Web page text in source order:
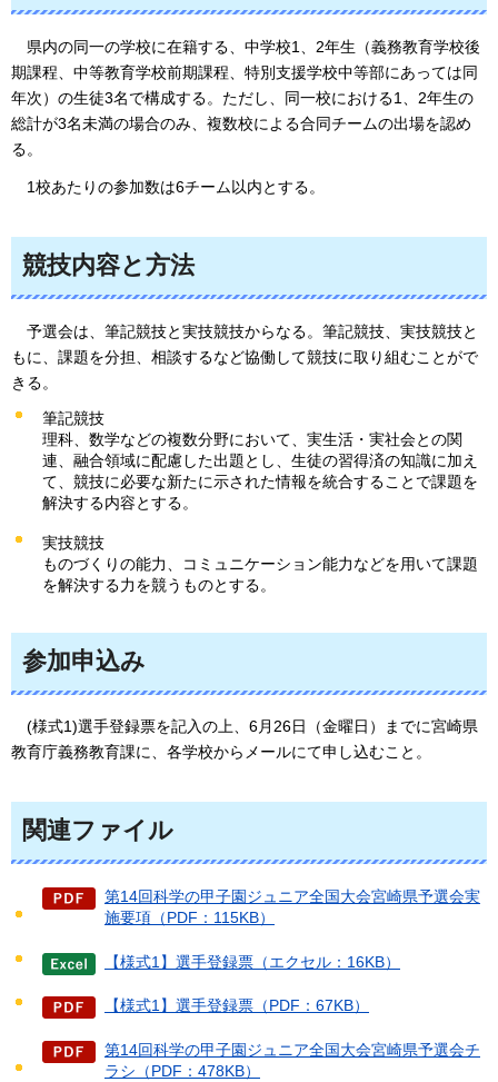
県内の同一の学校に在籍する、中学校1、2年生（義務教育学校後
期課程、中等教育学校前期課程、特別支援学校中等部にあっては同
年次）の生徒3名で構成する。ただし、同一校における1、2年生の
総計が3名未満の場合のみ、複数校による合同チームの出場を認め
る。
1校あたりの参加数は6チーム以内とする。
競技内容と方法
予選会は 、筆記競技と実技競技からなる。筆記競技、実技競技と
もに、課題を分担、相談するなど協働して競技に取り組むことがで
きる。
筆記競技
理科、数学などの複数分野において、実生活・実社会との関
連、融合領域に配慮した出題とし、生徒の習得済の知識に加え
て、競技に必要な新たに示された情報を統合することで課題を
解決する内容とする。
実技競技
ものづくりの能力、コミュニケーション能力などを用いて課題
を解決する力を競うものとする。
参加申込み
(様式1)選手登録票を記入の上、6月26日（金曜日）までに宮崎県
教育庁義務教育課に、各学校からメールにて申し込むこと。
関連ファイル
第14回科学の甲子園ジュニア全国大会宮崎県予選会実
施要項（PDF：115KB）
【様式1】選手登録票（エクセル：16KB）
【様式1】選手登録票（PDF：67KB）
第14回科学の甲子園ジュニア全国大会宮崎県予選会チ
ラシ（PDF：478KB）